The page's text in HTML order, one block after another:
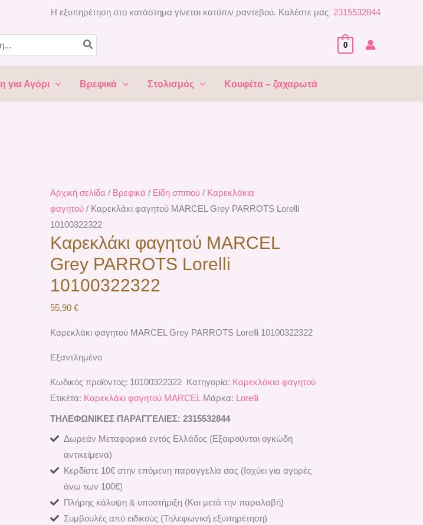
Η εξυπηρέτηση στο κατάστημα γίνεται κατόπιν ραντεβού. Καλέστε μας 2315532844
0
για Αγόρι Βρεφικά Στολισμός Κουφέτα – ζαχαρωτά
Αρχική σελίδα / Βρεφικά / Είδη σπιτιού / Καρεκλάκια
φαγητού / Καρεκλάκι φαγητού MARCEL Grey PARROTS Lorelli
10100322322
Καρεκλάκι φαγητού MARCEL
Grey PARROTS Lorelli
10100322322
55,90 €
Καρεκλάκι φαγητού MARCEL Grey PARROTS Lorelli 10100322322
Εξαντλημένο
Κωδικός προϊόντος: 10100322322 Κατηγορία: Καρεκλάκια φαγητού
Ετικέτα: Καρεκλάκι φαγητού MARCEL Μάρκα: Lorelli
ΤΗΛΕΦΩΝΙΚΕΣ ΠΑΡΑΓΓΕΛΙΕΣ: 2315532844
Δωρεάν Μεταφορικά εντός Ελλάδος (Εξαιρούνται ογκώδη
αντικείμενα)
Κερδίστε 10€ στην επόμενη παραγγελία σας (Ισχύει για αγορές
άνω των 100€)
Πλήρης κάλυψη & υποστήριξη (Και μετά την παραλαβή)
Συμβουλές από ειδικούς (Τηλεφωνική εξυπηρέτηση)